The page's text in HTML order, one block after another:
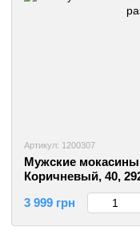
Артикул: 1200307
Мужские мокасины
Коричневый, 40,
3 999 грн